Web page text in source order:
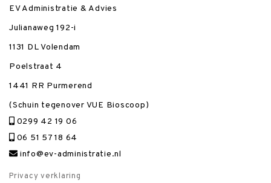
EV Administratie & Advies
Julianaweg 192-i
1131 DL Volendam
Poelstraat 4
1441 RR Purmerend
(Schuin tegenover VUE Bioscoop)
0299 42 19 06
06 51 57 18 64
info@ev-administratie.nl
Privacy verklaring